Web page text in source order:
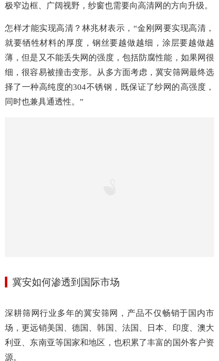
极窄边框、广阔视野，纱窗也需要向高清网的方向升级。
怎样才能实现高清？林兆材表示， “金刚网要实现高清，
就要牺牲材料的厚度，钢丝要越做越细，涂层要越做越
薄，但是又不能丢失网的强度，包括防腐性能，如果网很
细，很容易被撞击变形。从多方面考虑，冀安筛网最终选
择了一种高纯度的304不锈钢，既保证了纱网的高强度，
同时也兼具通透性。 ”
冀安如何渗透到国际市场
深耕筛网行业多年的冀安筛网，产品不仅畅销于国内市
场，更远销美国、德国、韩国、法国、日本、印度、澳大
利亚、东南亚等国家和地区，也积累了丰富的国外客户资
源。